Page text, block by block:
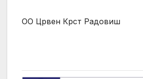
ОО Црвен Крст Радовиш